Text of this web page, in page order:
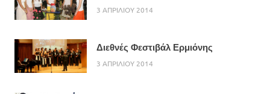
3 ΑΠΡΙΛΙΟΥ 2014
Διεθνές Φεστιβάλ Ερμιόνης
3 ΑΠΡΙΛΙΟΥ 2014